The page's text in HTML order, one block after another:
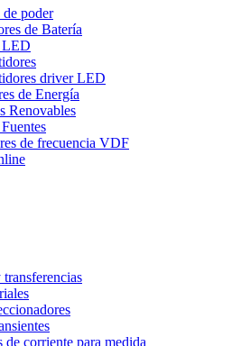
poder
de Batería
driver LED
de Energía
Renovables
de frecuencia VDF
de corriente para medida